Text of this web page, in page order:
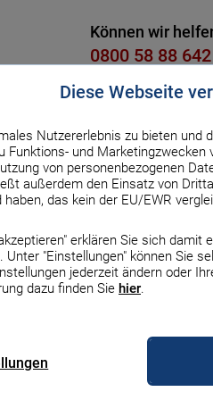
Diese Webseite
Nutzererlebnis zu bieten und
Funktions- und Marketingzwecken
von personenbezogenen
außerdem den Einsatz von
haben, das kein der EU/EWR
erklären Sie sich
"Einstellungen" können Sie
jederzeit ändern oder
dazu finden Sie hier.
Können wir
0800 58 88 642
Kostenlos, Mo. bis Fr.
Übersicht
& Rechner
& Rechner
und Rechner
Versicherung
Auto & Haftpflicht
Strom
So nutzen Sie
unbe­grenzt zur Ver­fü­gung.
wird kaum CO2
Haus­halt die Mög­lich­keit,